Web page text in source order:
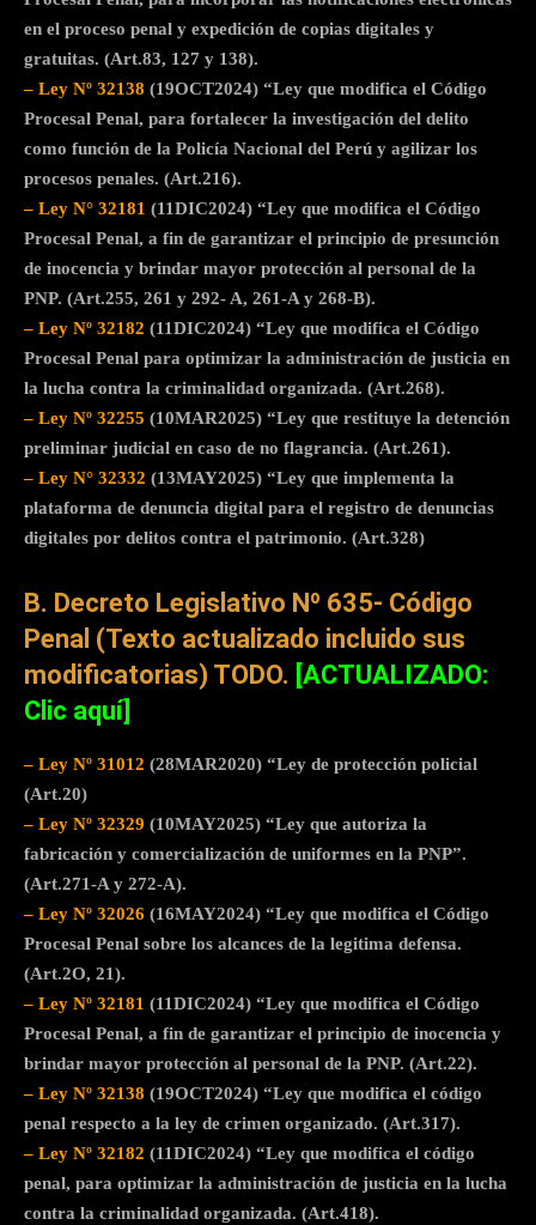
en el proceso penal y expedición de copias digitales y
gratuitas. (Art.83, 127 y 138).
– Ley Nº 32138 (19OCT2024) “Ley que modifica el Código
Procesal Penal, para fortalecer la investigación del delito
como función de la Policía Nacional del Perú y agilizar los
procesos penales. (Art.216).
– Ley N° 32181 (11DIC2024) “Ley que modifica el Código
Procesal Penal, a fin de garantizar el principio de presunción
de inocencia y brindar mayor protección al personal de la
PNP. (Art.255, 261 y 292- A, 261-A y 268-B).
– Ley Nº 32182 (11DIC2024) “Ley que modifica el Código
Procesal Penal para optimizar la administración de justicia en
la lucha contra la criminalidad organizada. (Art.268).
– Ley Nº 32255 (10MAR2025) “Ley que restituye la detención
preliminar judicial en caso de no flagrancia. (Art.261).
– Ley N° 32332 (13MAY2025) “Ley que implementa la
plataforma de denuncia digital para el registro de denuncias
digitales por delitos contra el patrimonio. (Art.328)
B. Decreto Legislativo Nº 635- Código
Penal (Texto actualizado incluido sus
modificatorias) TODO. [ACTUALIZADO:
Clic aquí]
– Ley Nº 31012 (28MAR2020) “Ley de protección policial
(Art.20)
– Ley Nº 32329 (10MAY2025) “Ley que autoriza la
fabricación y comercialización de uniformes en la PNP”.
(Art.271-A y 272-A).
– Ley Nº 32026 (16MAY2024) “Ley que modifica el Código
Procesal Penal sobre los alcances de la legitima defensa.
(Art.2O, 21).
– Ley Nº 32181 (11DIC2024) “Ley que modifica el Código
Procesal Penal, a fin de garantizar el principio de inocencia y
brindar mayor protección al personal de la PNP. (Art.22).
– Ley Nº 32138 (19OCT2024) “Ley que modifica el código
penal respecto a la ley de crimen organizado. (Art.317).
– Ley Nº 32182 (11DIC2024) “Ley que modifica el código
penal, para optimizar la administración de justicia en la lucha
contra la criminalidad organizada. (Art.418).